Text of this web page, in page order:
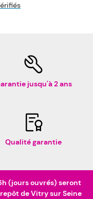
jusqu'à 2 ans
Qualité garantie
(jours ouvrés) seront
de Vitry sur Seine